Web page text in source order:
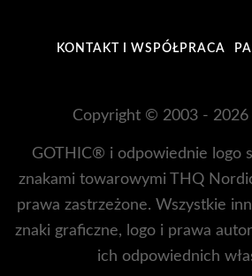
KONTAKT I WSPÓŁPRACA
Copyright © 2003 - 2026
GOTHIC® i odpowiednie logo
znakami towarowymi THQ
prawa zastrzeżone. Wszystkie
znaki graficzne, logo i prawa
ich odpowiednich